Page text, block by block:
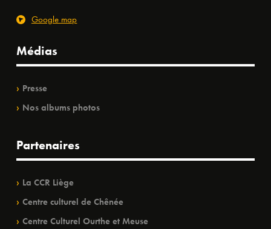
Google map
Médias
Presse
Nos albums photos
Partenaires
La CCR Liège
Centre culturel de Chênée
Centre Culturel Ourthe et Meuse